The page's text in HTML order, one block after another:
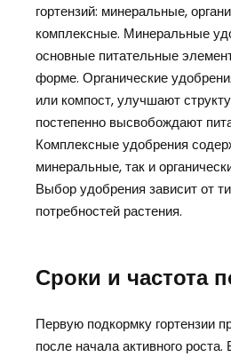
гортензий: минеральные,
комплексные. Минеральные
основные питательные
форме. Органические
или компост, улучшают
постепенно высвобождают
Комплексные удобрения
минеральные, так и
Выбор удобрения зависит от
потребностей растения.
Сроки и частота
Первую подкормку гортензии
после начала активного